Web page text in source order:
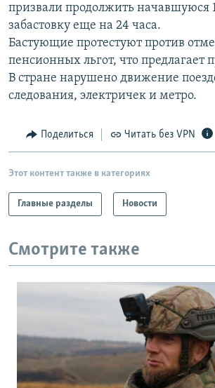
поиску
СЕВЕР.РЕАЛИИ
СИБИРЬ.РЕАЛИИ
РАСПИСАНИЕ ВЕЩАНИЯ
ПОДПИШИТЕСЬ НА РАССЫЛКУ
СОЦИАЛЬНЫЕ СЕТИ
призвали продолжить начавшуюся
забастовку еще на 24 часа.
Бастующие протестуют против
пенсионных льгот, что предлагает
В стране нарушено движение
следования, электричек и метро.
Поделиться Читать без VPN
Этот контент также в категориях
Главные разделы Новости
Смотрите также